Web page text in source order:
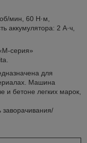
мин, 60 Н·м,
аккумулятора: 2 А·ч,
серия»
для
Машина
и бетоне легких марок,
заворачивания/